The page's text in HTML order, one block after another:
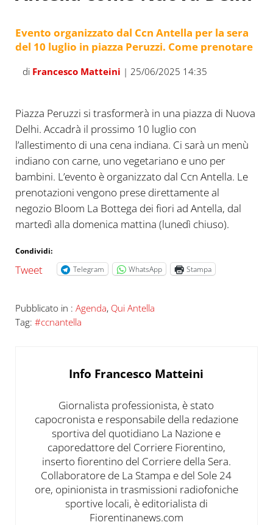
Evento organizzato dal Ccn Antella per la sera
del 10 luglio in piazza Peruzzi. Come prenotare
di Francesco Matteini | 25/06/2025 14:35
Piazza Peruzzi si trasformerà in una piazza di Nuova
Delhi. Accadrà il prossimo 10 luglio con
l’allestimento di una cena indiana. Ci sarà un menù
indiano con carne, uno vegetariano e uno per
bambini. L’evento è organizzato dal Ccn Antella. Le
prenotazioni vengono prese direttamente al
negozio Bloom La Bottega dei fiori ad Antella, dal
martedì alla domenica mattina (lunedì chiuso).
Condividi:
Tweet Telegram WhatsApp Stampa
Pubblicato in : Agenda, Qui Antella
Tag: #ccnantella
Info Francesco Matteini
Giornalista professionista, è stato
capocronista e responsabile della redazione
sportiva del quotidiano La Nazione e
caporedattore del Corriere Fiorentino,
inserto fiorentino del Corriere della Sera.
Collaboratore de La Stampa e del Sole 24
ore, opinionista in trasmissioni radiofoniche
sportive locali, è editorialista di
Fiorentinanews.com